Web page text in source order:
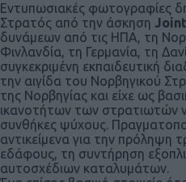
Εντυπωσιακές φωτογραφίες
Στρατός από την άσκηση
δυνάμεων από τις ΗΠΑ, τη
Φινλανδία, τη Γερμανία, τη
συγκεκριμένη εκπαιδευτική
την αιγίδα του Νορβηγικού
της Νορβηγίας και είχε ως
ικανοτήτων των στρατιωτών
συνθήκες ψύχους.
αντικείμενα για την πρόληψη
εδάφους, τη συντήρηση
αυτοσχέδιων καταλυμάτων.